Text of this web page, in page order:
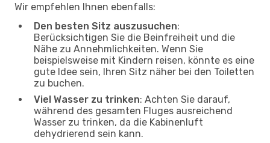
Wir empfehlen Ihnen ebenfalls:
Den besten Sitz auszusuchen:
Berücksichtigen Sie die Beinfreiheit und die
Nähe zu Annehmlichkeiten. Wenn Sie
beispielsweise mit Kindern reisen, könnte es eine
gute Idee sein, Ihren Sitz näher bei den Toiletten
zu buchen.
Viel Wasser zu trinken: Achten Sie darauf,
während des gesamten Fluges ausreichend
Wasser zu trinken, da die Kabinenluft
dehydrierend sein kann.